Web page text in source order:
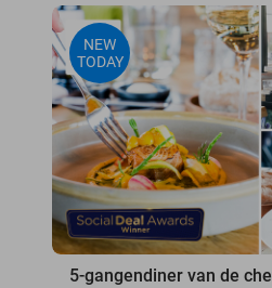
NEW
TODAY
5-gangendiner van de